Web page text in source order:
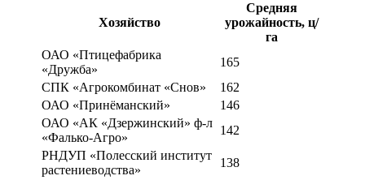
Хозяйство
Средняя
урожайность, ц/
га
ОАО «Птицефабрика
«Дружба»
165
СПК «Агрокомбинат «Снов»
162
ОАО «Принёманский»
146
ОАО «АК «Дзержинский» ф-л
«Фалько-Агро»
142
РНДУП «Полесский институт
растениеводства»
138